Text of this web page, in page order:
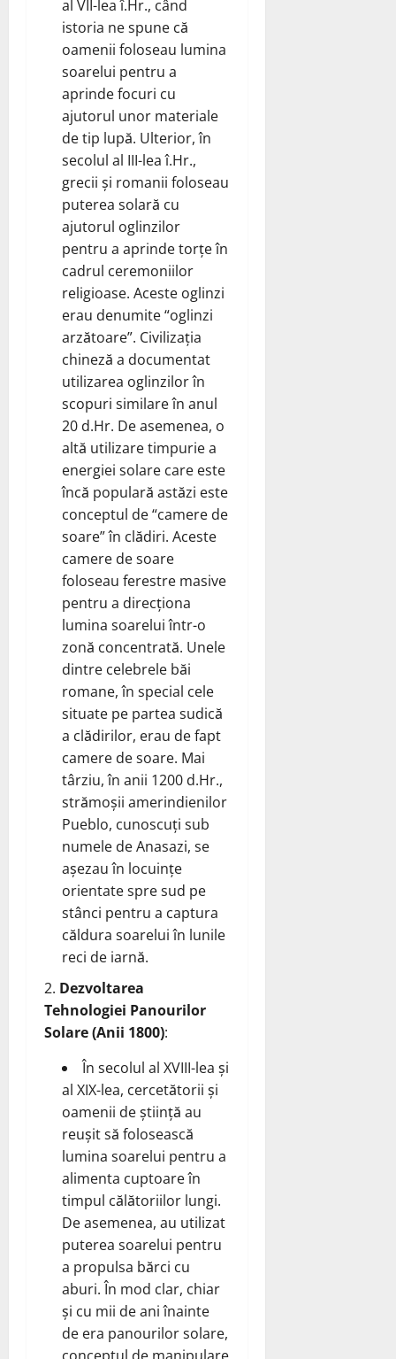
al VII-lea î.Hr., când
istoria ne spune că
oamenii foloseau lumina
soarelui pentru a
aprinde focuri cu
ajutorul unor materiale
de tip lupă. Ulterior, în
secolul al III-lea î.Hr.,
grecii și romanii foloseau
puterea solară cu
ajutorul oglinzilor
pentru a aprinde torțe în
cadrul ceremoniilor
religioase. Aceste oglinzi
erau denumite “oglinzi
arzătoare”. Civilizația
chineză a documentat
utilizarea oglinzilor în
scopuri similare în anul
20 d.Hr. De asemenea, o
altă utilizare timpurie a
energiei solare care este
încă populară astăzi este
conceptul de “camere de
soare” în clădiri. Aceste
camere de soare
foloseau ferestre masive
pentru a direcționa
lumina soarelui într-o
zonă concentrată. Unele
dintre celebrele băi
romane, în special cele
situate pe partea sudică
a clădirilor, erau de fapt
camere de soare. Mai
târziu, în anii 1200 d.Hr.,
strămoșii amerindienilor
Pueblo, cunoscuți sub
numele de Anasazi, se
așezau în locuințe
orientate spre sud pe
stânci pentru a captura
căldura soarelui în lunile
reci de iarnă.
Dezvoltarea
Tehnologiei Panourilor
Solare (Anii 1800):
În secolul al XVIII-lea și
al XIX-lea, cercetătorii și
oamenii de știință au
reușit să folosească
lumina soarelui pentru a
alimenta cuptoare în
timpul călătoriilor lungi.
De asemenea, au utilizat
puterea soarelui pentru
a propulsa bărci cu
aburi. În mod clar, chiar
și cu mii de ani înainte
de era panourilor solare,